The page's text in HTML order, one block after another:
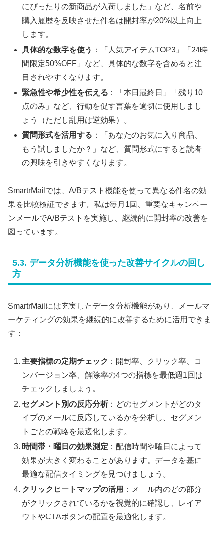
にぴったりの新商品が入荷しました」など、名前や
購入履歴を反映させた件名は開封率が20%以上向上
します。
具体的な数字を使う ：「人気アイテムTOP3」「24時
間限定50%OFF」など、具体的な数字を含めると注
目されやすくなります。
緊急性や希少性を伝える ：「本日最終日」「残り10
点のみ」など、行動を促す言葉を適切に使用しまし
ょう（ただし乱用は逆効果）。
質問形式を活用する ：「あなたのお気に入り商品、
もう試しましたか？」など、質問形式にすると読者
の興味を引きやすくなります。
SmartrMailでは、A/Bテスト機能を使って異なる件名の効
果を比較検証できます。私は毎月1回、重要なキャンペー
ンメールでA/Bテストを実施し、継続的に開封率の改善を
図っています。
5.3. データ分析機能を使った改善サイクルの回し
方
SmartrMailには充実したデータ分析機能があり、メールマ
ーケティングの効果を継続的に改善するために活用できま
す：
主要指標の定期チェック ：開封率、クリック率、コ
ンバージョン率、解除率の4つの指標を最低週1回は
チェックしましょう。
セグメント別の反応分析：どのセグメントがどのタ
イプのメールに反応しているかを分析し、セグメン
トごとの戦略を最適化します。
時間帯・曜日の効果測定 ：配信時間や曜日によって
効果が大きく変わることがあります。データを基に
最適な配信タイミングを見つけましょう。
クリックヒートマップの活用 ：メール内のどの部分
がクリックされているかを視覚的に確認し、レイア
ウトやCTAボタンの配置を最適化します。